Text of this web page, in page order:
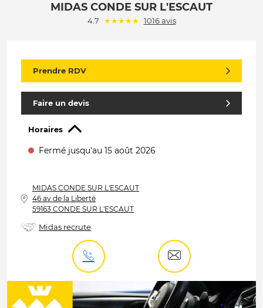
MIDAS CONDE SUR L'ESCAUT
4.7 (*)
★(*)
★(*)
★(*)
★(*)
★ 1016 avis
Prendre RDV
Faire un devis
Horaires
Fermé jusqu'au 15 août 2026
MIDAS CONDE SUR L'ESCAUT
46 av de la Liberté
59163 CONDE SUR L'ESCAUT
Midas recrute